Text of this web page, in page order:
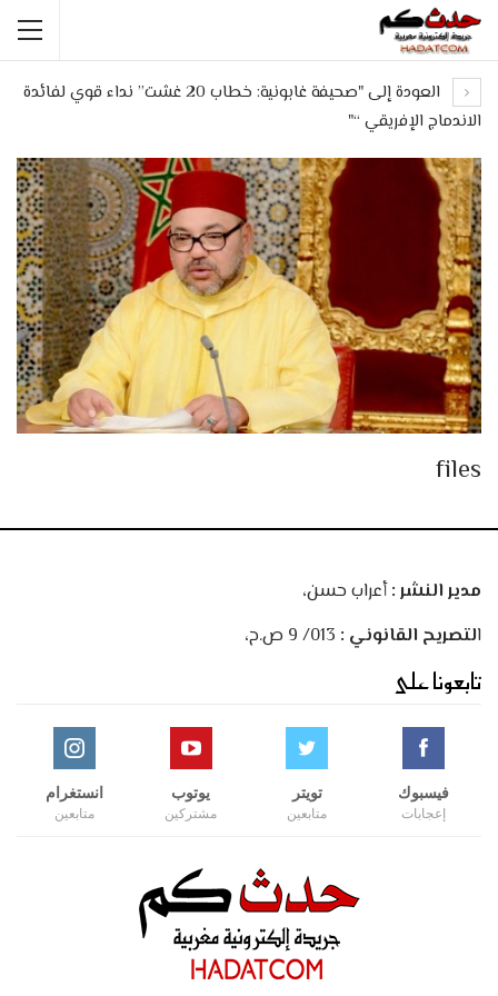
العودة إلى "صحيفة غابونية: خطاب 20 غشت” نداء قوي لفائدة
الاندماج الإفريقي “"
files
مدير النشر :أعراب حسن،
التصريح القانوني :
تابعونا على
فيسبوك
إعجابات
تويتر
متابعين
يوتوب
مشتركين
انستغرام
متابعين